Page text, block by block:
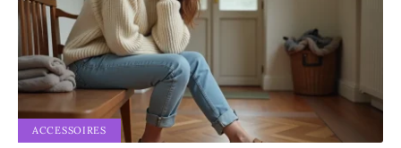
ACCESSOIRES